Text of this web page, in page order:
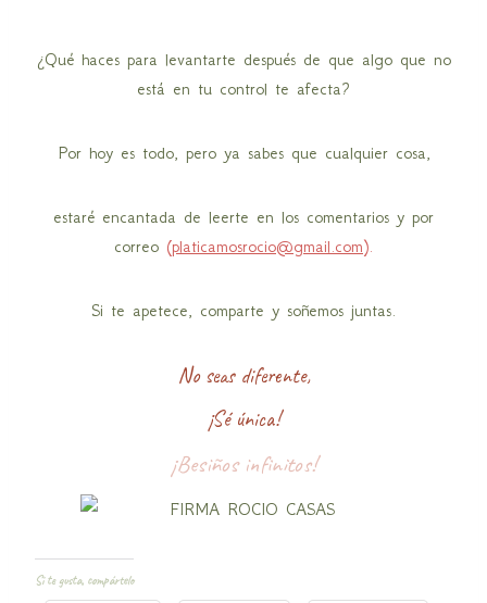
¿Qué haces para levantarte después de que algo que no
está en tu control te afecta?
Por hoy es todo, pero ya sabes que cualquier cosa,
estaré encantada de leerte en los comentarios y por
correo (platicamosrocio@gmail.com).
Si te apetece, comparte y soñemos juntas.
No seas diferente,
¡Sé única!
¡Besiños infinitos!
Si te gusta, compártelo